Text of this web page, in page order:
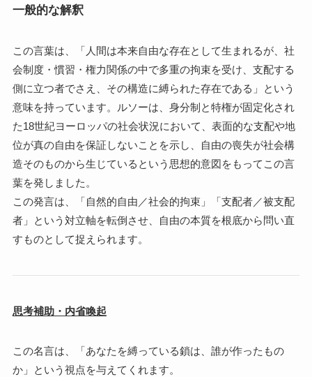
一般的な解釈
この言葉は、「人間は本来自由な存在として生まれるが、社
会制度・慣習・権力関係の中で多重の拘束を受け、支配する
側に立つ者でさえ、その構造に縛られた存在である」という
意味を持っています。ルソーは、身分制と特権が固定化され
た18世紀ヨーロッパの社会状況において、表面的な支配や地
位が真の自由を保証しないことを示し、自由の喪失が社会構
造そのものから生じているという思想的意図をもってこの言
葉を発しました。
この発言は、「自然的自由／社会的拘束」「支配者／被支配
者」という対立軸を転倒させ、自由の本質を根底から問い直
すものとして捉えられます。
思考補助・内省喚起
この名言は、「あなたを縛っている鎖は、誰が作ったもの
か」という視点を与えてくれます。